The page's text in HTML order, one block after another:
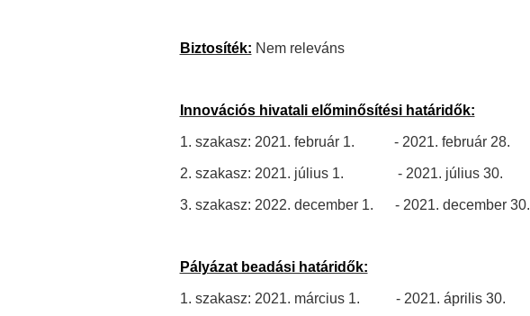
Biztosíték: Nem releváns
Innovációs hivatali előminősítési határidők:
1. szakasz: 2021. február 1. - 2021. február 28.
2. szakasz: 2021. július 1. - 2021. július 30.
3. szakasz: 2022. december 1. - 2021. december 30.
Pályázat beadási határidők:
1. szakasz: 2021. március 1. - 2021. április 30.